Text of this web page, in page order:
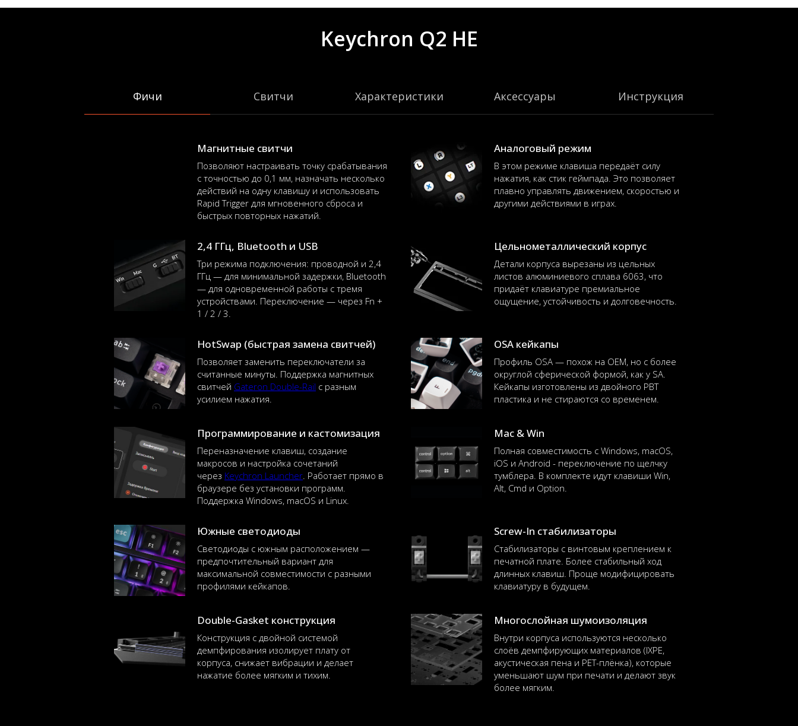
Keychron Q2 HE
Фичи Свитчи Характеристики Аксессуары Инструкция
Магнитные свитчи
Позволяют настраивать точку срабатывания
с точностью до 0,1 мм, назначать несколько
действий на одну клавишу и использовать
Rapid Trigger для мгновенного сброса и
быстрых повторных нажатий.
Аналоговый режим
В этом режиме клавиша передаёт силу
нажатия, как стик геймпада. Это позволяет
плавно управлять движением, скоростью и
другими действиями в играх.
2,4 ГГц, Bluetooth и USB
Три режима подключения: проводной и 2,4
ГГц — для минимальной задержки, Bluetooth
— для одновременной работы с тремя
устройствами. Переключение — через Fn +
1 / 2 / 3.
Цельнометаллический корпус
Детали корпуса вырезаны из цельных
листов алюминиевого сплава 6063, что
придаёт клавиатуре премиальное
ощущение, устойчивость и долговечность.
HotSwap (быстрая замена свитчей)
Позволяет заменить переключатели за
считанные минуты. Поддержка магнитных
свитчей Gateron Double-Rail с разным
усилием нажатия.
OSA кейкапы
Профиль OSA — похож на OEM, но с более
округлой сферической формой, как у SA.
Кейкапы изготовлены из двойного PBT
пластика и не стираются со временем.
Программирование и кастомизация
Переназначение клавиш, создание
макросов и настройка сочетаний
через Keychron Launcher. Работает прямо в
браузере без установки программ.
Поддержка Windows, macOS и Linux.
Mac & Win
Полная совместимость с Windows, macOS,
iOS и Android - переключение по щелчку
тумблера. В комплекте идут клавиши Win,
Alt, Cmd и Option.
Южные светодиоды
Светодиоды с южным расположением —
предпочтительный вариант для
максимальной совместимости с разными
профилями кейкапов.
Screw-In стабилизаторы
Стабилизаторы с винтовым креплением к
печатной плате. Более стабильный ход
длинных клавиш. Проще модифицировать
клавиатуру в будущем.
Double-Gasket конструкция
Конструкция с двойной системой
демпфирования изолирует плату от
корпуса, снижает вибрации и делает
нажатие более мягким и тихим.
Многослойная шумоизоляция
Внутри корпуса используются несколько
слоёв демпфирующих материалов (IXPE,
акустическая пена и PET-плёнка), которые
уменьшают шум при печати и делают звук
более мягким.